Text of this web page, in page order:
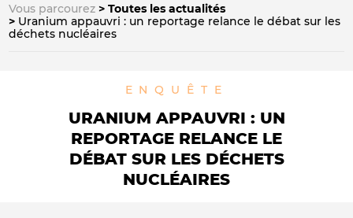
Vous parcourez
Toutes les actualités
Uranium appauvri : un reportage relance le débat sur les
déchets nucléaires
ENQUÊTE
URANIUM APPAUVRI : UN
REPORTAGE RELANCE LE
DÉBAT SUR LES DÉCHETS
NUCLÉAIRES